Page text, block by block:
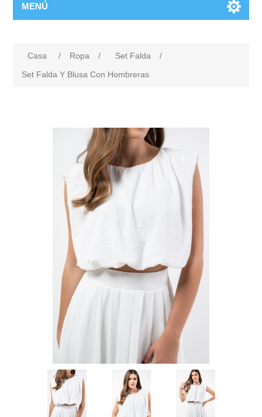
MENÚ
Casa / Ropa / Set Falda
/
Set Falda Y Blusa Con Hombreras